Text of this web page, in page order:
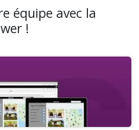
équipe avec la
!